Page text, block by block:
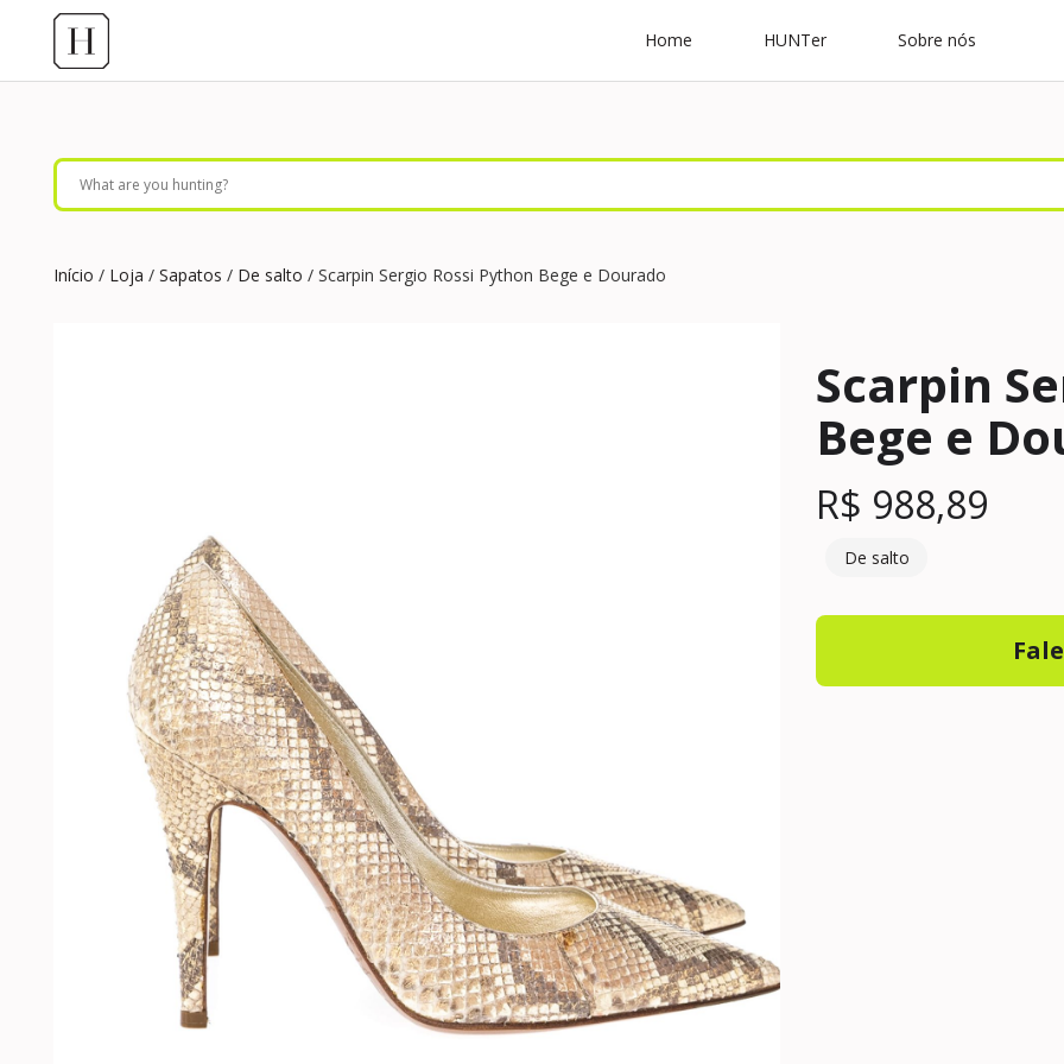
Home HUNTer Sobre nós
Início / Loja / Sapatos / De salto / Scarpin Sergio Rossi Python Bege e Dourado
Scarpin
Bege e
R$ 988,89
De salto